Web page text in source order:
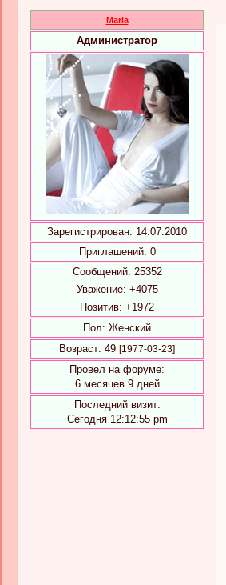
Maria
Администратор
Зарегистрирован: 14.07.2010
Приглашений: 0
Сообщений: 25352
Уважение: +4075
Позитив: +1972
Пол: Женский
Возраст: 49 [1977-03-23]
Провел на форуме:
6 месяцев 9 дней
Последний визит:
Сегодня 12:12:55 pm